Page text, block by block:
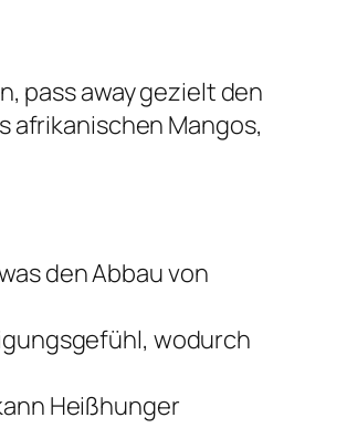
pass away gezielt den
afrikanischen Mangos,
den Abbau von
wodurch
Heißhunger